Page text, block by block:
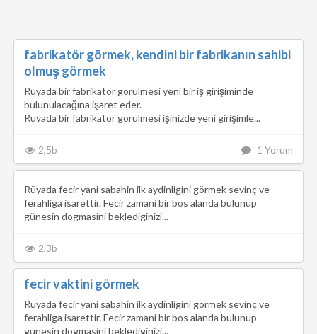
fabrikatör görmek, kendini bir fabrikanın sahibi
olmuş görmek
Rüyada bir fabrikatör görülmesi yeni bir iş girişiminde
bulunulacağına işaret eder.
Rüyada bir fabrikatör görülmesi işinizde yeni girişimle...
2,5b 1 Yorum
Rüyada fecir yani sabahin ilk aydinligini görmek sevinç ve
ferahliga isarettir. Fecir zamani bir bos alanda bulunup
günesin dogmasini beklediginizi...
2,3b
fecir vaktini görmek
Rüyada fecir yani sabahin ilk aydinligini görmek sevinç ve
ferahliga isarettir. Fecir zamani bir bos alanda bulunup
günesin dogmasini beklediginizi...